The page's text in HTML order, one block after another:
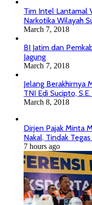
Tim Intel Lantamal
Narkotika Wilayah
March 7, 2018
BI Jatim dan
Jagung
March 7, 2018
Jelang Berakhirnya
TNI Edi Sucipto,
March 8, 2018
Dirjen Pajak Minta
Nakal, Tindak
7 hours ago